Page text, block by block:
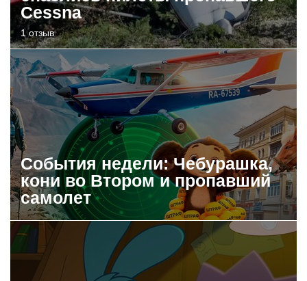
Cessna
1 отзыв
События недели: Чебурашка,
кони во Втором и пропавший
самолет